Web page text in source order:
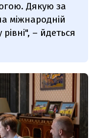
Дякую за
міжнародній
– йдеться